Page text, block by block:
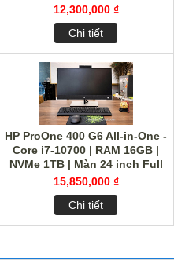
12,300,000 ₫
Chi tiết
HP ProOne 400 G6 All-in-One -
Core i7-10700 | RAM 16GB |
NVMe 1TB | Màn 24 inch Full
HD
15,850,000 ₫
Chi tiết